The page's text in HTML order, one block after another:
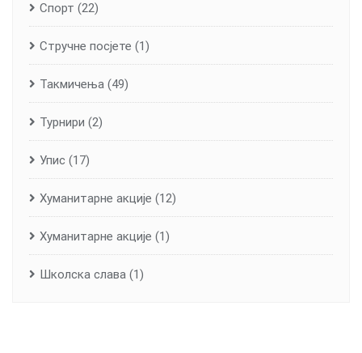
Спорт (22)
Стручне посјете (1)
Такмичења (49)
Турнири (2)
Упис (17)
Хуманитарне aкције (12)
Хуманитарне акције (1)
Школска слава (1)